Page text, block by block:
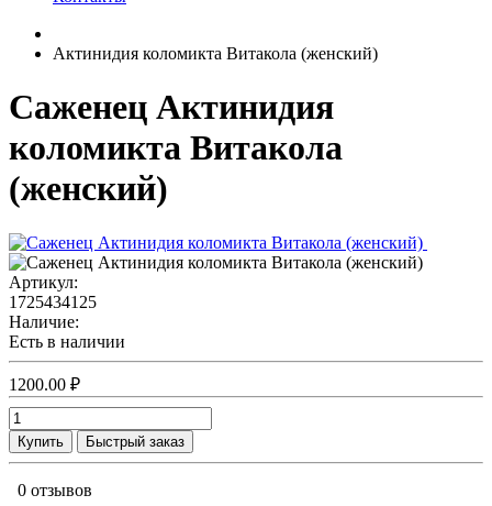
Актинидия коломикта Витакола (женский)
Саженец Актинидия
коломикта Витакола
(женский)
Артикул:
1725434125
Наличие:
Есть в наличии
1200.00 ₽
Купить Быстрый заказ
0 отзывов